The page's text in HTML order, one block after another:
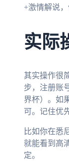
+激情解说，
实际
其实操作很
步，注册账
界杯）。如
可。记住优
比如你在悉
就能看到高
定。